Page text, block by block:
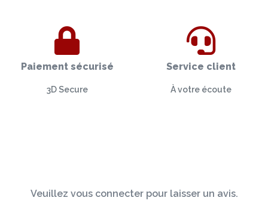
Paiement sécurisé
3D Secure
Service client
À votre écoute
Veuillez vous connecter pour laisser un avis.